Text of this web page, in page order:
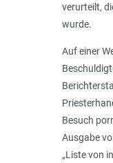
verurteilt,
wurde.
Auf einer
Besuch
Ausgabe
„Liste von